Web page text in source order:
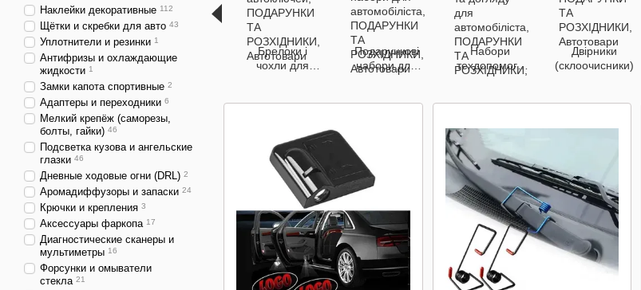
Брелоки і
чохли для
Подарункові
набори для
Набори
техдопомоги
та догляду для
Двірники
(склоочисники)
Наклейки декоративные 112
Щётки и скребки для авто 43
Уплотнители и резинки 1
Антифризы и охлаждающие
жидкости 1
Замки капота спортивные 2
Адаптеры и переходники 6
Мелкий крепёж (саморезы,
болты, гайки) 46
Подсветка кузова и ангельские
глазки 46
Дневные ходовые огни (DRL) 2
Аромадиффузоры и запаски 24
Крючки и крепления 3
Аксессуары фаркопа 17
Диагностические сканеры и
мультиметры 16
Форсунки и омыватели
стекла 21